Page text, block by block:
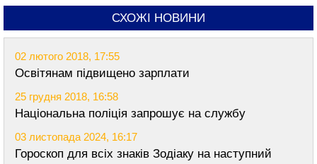
СХОЖІ НОВИНИ
02 лютого 2018, 17:55
Освітянам підвищено зарплати
25 грудня 2018, 16:58
Національна поліція запрошує на службу
03 листопада 2024, 16:17
Гороскоп для всіх знаків Зодіаку на наступний